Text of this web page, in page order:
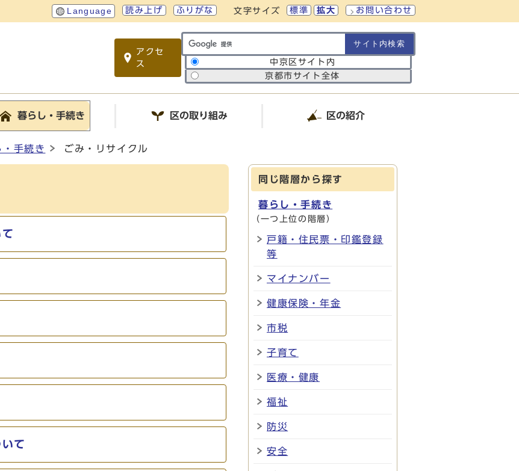
Language 読み上げ ふりがな 文字サイズ 標準 拡大 お問い合わせ
アクセ
ス
サイト内検索の範囲
中京区サイト内
京都市サイト全体
暮らし・手続き 区の取り組み 区の紹介
・手続き ごみ・リサイクル
て
同じ階層から探す
暮らし・手続き
（一つ上位の階層）
戸籍・住民票・印鑑登録
等
マイナンバー
健康保険・年金
市税
子育て
医療・健康
福祉
防災
安全